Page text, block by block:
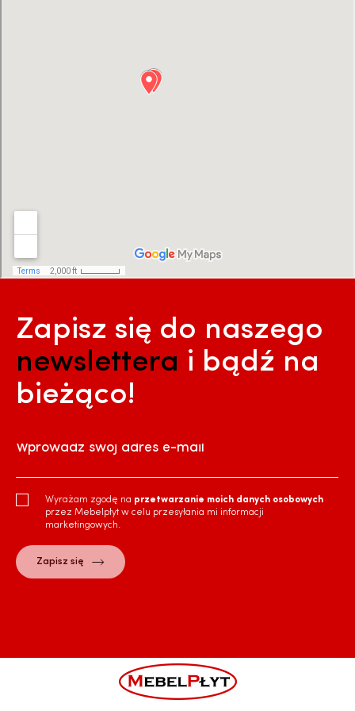
Zapisz się do naszego
newslettera i bądź na
bieżąco!
Wprowadź swój adres e-mail
Wyrażam zgodę na przetwarzanie moich danych osobowych
przez Mebelpłyt w celu przesyłania mi informacji
marketingowych.